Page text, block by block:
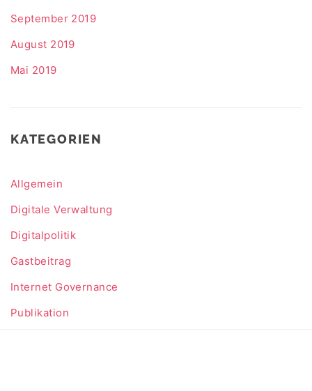
September 2019
August 2019
Mai 2019
KATEGORIEN
Allgemein
Digitale Verwaltung
Digitalpolitik
Gastbeitrag
Internet Governance
Publikation